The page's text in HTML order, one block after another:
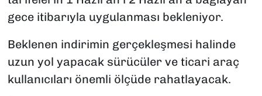
gece itibarıyla uygulanması bekleniyor.
Beklenen indirimin gerçekleşmesi halinde
uzun yol yapacak sürücüler ve ticari araç
kullanıcıları önemli ölçüde rahatlayacak.